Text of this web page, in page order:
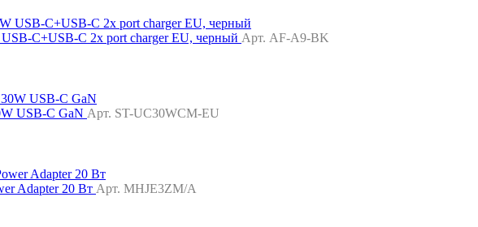
C+USB-C 2x port charger EU, черный Арт. AF-A9-BK
USB-C GaN Арт. ST-UC30WCM-EU
Adapter 20 Вт Арт. MHJE3ZM/A